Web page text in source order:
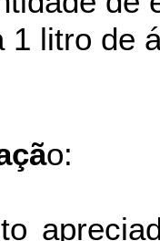
1 litro de
o: